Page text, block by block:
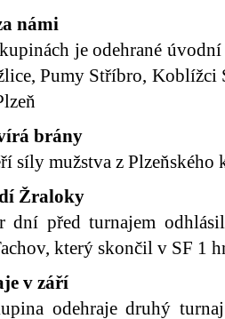
námi
je odehrané
Pumy Stříbro, Koblížci
brány
síly mužstva z
Žraloky
dní před turnajem
který skončil v SF 1
v září
odehraje druhý